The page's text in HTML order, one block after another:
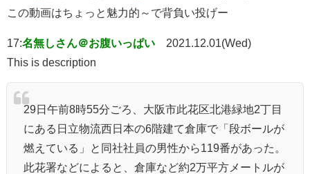
この動画はちょっと魅力的～で背負い投げー
17:名無しさん＠お腹いっぱい
2021.12.01(Wed)
This is description
29日午前8時55分ごろ、大阪市此花区北港緑地2丁目
にある日立物流西日本の6階建て倉庫で「段ボールが
燃えている」と同社社員の男性から119番があった。
此花署などによると、倉庫など約2万平方メートルが